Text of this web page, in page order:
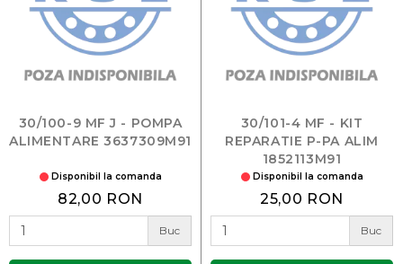
30/100-9 MF J - POMPA
ALIMENTARE 3637309M91
Disponibil la comanda
82,00 RON
Buc
30/101-4 MF - KIT
REPARATIE P-PA ALIM
1852113M91
Disponibil la comanda
25,00 RON
Buc